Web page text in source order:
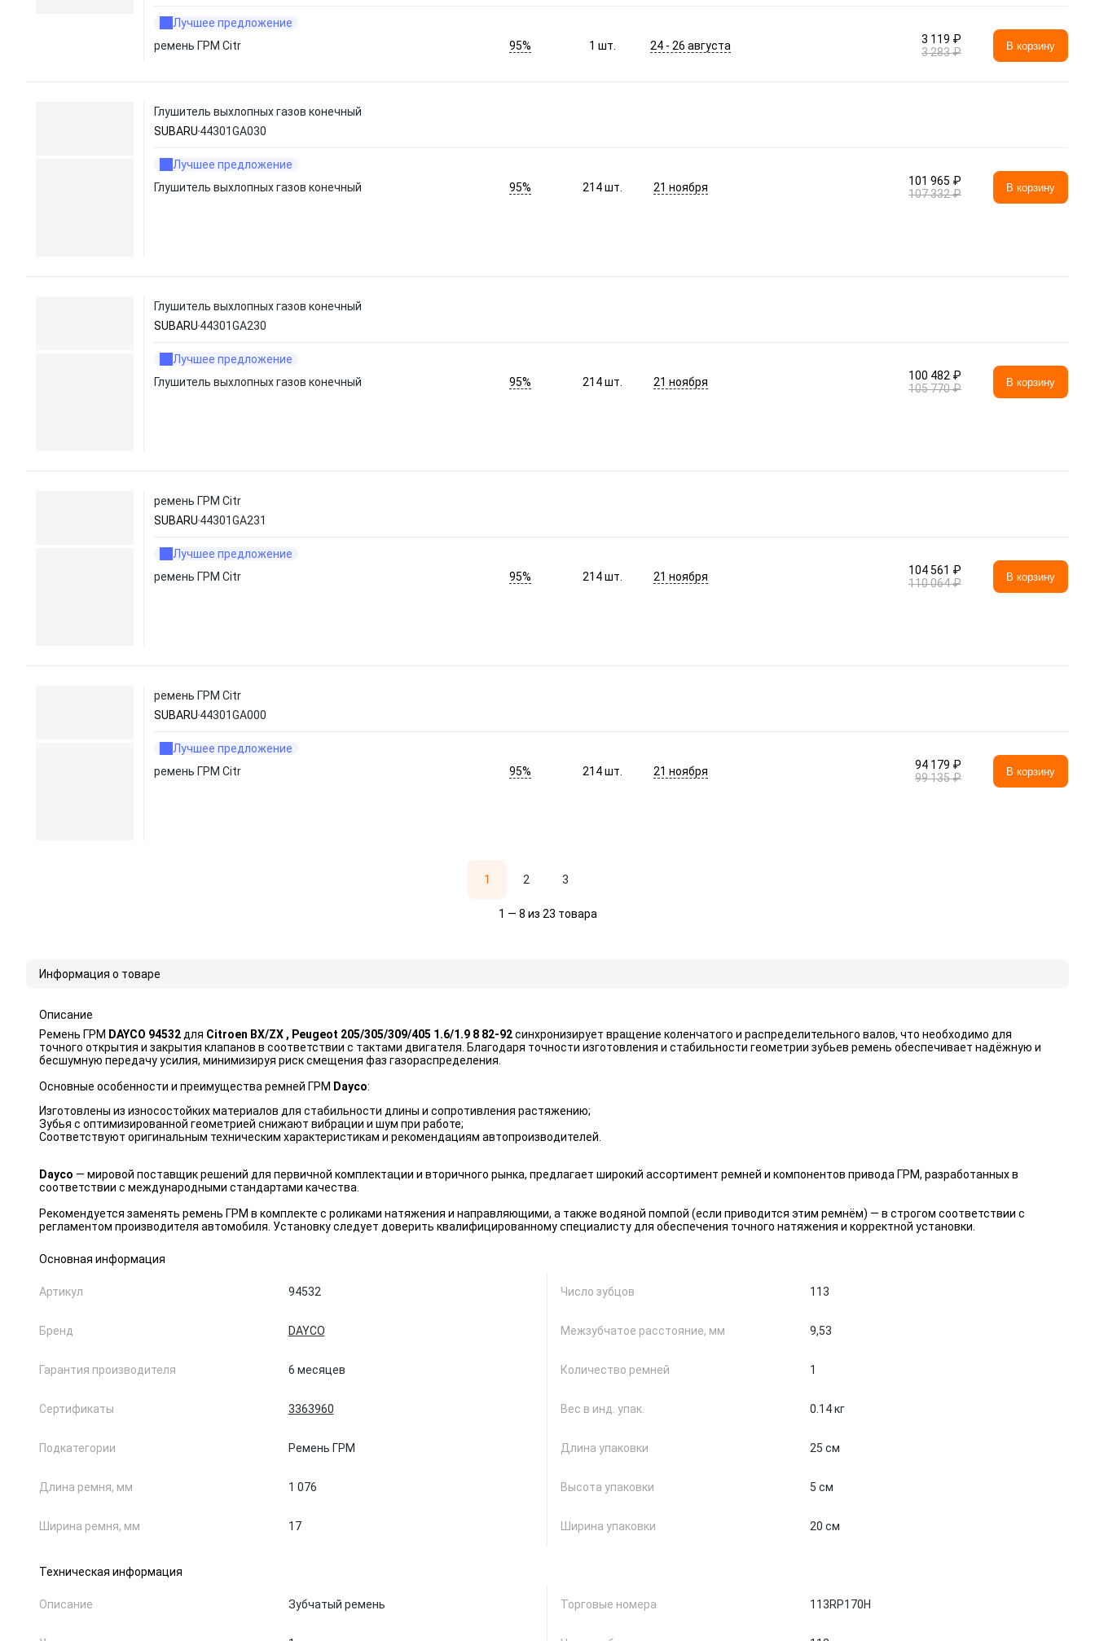
Лучшее предложение
ремень ГРМ Citr
95% 1шт. 24 - 26 августа
3 119 ₽
3 283 ₽
В корзину
Глушитель выхлопных газов конечный
SUBARU 44301GA030
Лучшее предложение
Глушитель выхлопных газов конечный
95% 214шт. 21 ноября
101 965 ₽
107 332 ₽
В корзину
Глушитель выхлопных газов конечный
SUBARU 44301GA230
Лучшее предложение
Глушитель выхлопных газов конечный
95% 214шт. 21 ноября
100 482 ₽
105 770 ₽
В корзину
ремень ГРМ Citr
SUBARU 44301GA231
Лучшее предложение
ремень ГРМ Citr
95% 214шт. 21 ноября
104 561 ₽
110 064 ₽
В корзину
ремень ГРМ Citr
SUBARU 44301GA000
Лучшее предложение
ремень ГРМ Citr
95% 214шт. 21 ноября
94 179 ₽
99 135 ₽
В корзину
1 2 3
1 — 8 из 23 товара
Информация о товаре
Описание
Ремень ГРМ DAYCO 94532 для Citroen BX/ZX , Peugeot 205/305/309/405 1.6/1.9 8 82-92синхронизирует вращение коленчатого и распределительного валов, что необходимо для
точного открытия и закрытия клапанов в соответствии с тактами двигателя. Благодаря точности изготовления и стабильности геометрии зубьев ремень обеспечивает надёжную и
бесшумную передачу усилия, минимизируя риск смещения фаз газораспределения.
Основные особенности и преимущества ремней ГРМ Dayco:
Изготовлены из износостойких материалов для стабильности длины и сопротивления растяжению;
Зубья с оптимизированной геометрией снижают вибрации и шум при работе;
Соответствуют оригинальным техническим характеристикам и рекомендациям автопроизводителей.
Dayco — мировой поставщик решений для первичной комплектации и вторичного рынка, предлагает широкий ассортимент ремней и компонентов привода ГРМ, разработанных в
соответствии с международными стандартами качества.
Рекомендуется заменять ремень ГРМ в комплекте с роликами натяжения и направляющими, а также водяной помпой (если приводится этим ремнём) — в строгом соответствии с
регламентом производителя автомобиля. Установку следует доверить квалифицированному специалисту для обеспечения точного натяжения и корректной установки.
Основная информация
Артикул 94532
Бренд DAYCO
Гарантия производителя 6 месяцев
Сертификаты 3363960
Подкатегории Ремень ГРМ
Длина ремня, мм 1 076
Ширина ремня, мм 17
Число зубцов 113
Межзубчатое расстояние, мм 9,53
Количество ремней 1
Вес в инд. упак. 0.14 кг
Длина упаковки 25 см
Высота упаковки 5 см
Ширина упаковки 20 см
Техническая информация
Описание Зубчатый ремень Торговые номера 113RP170H